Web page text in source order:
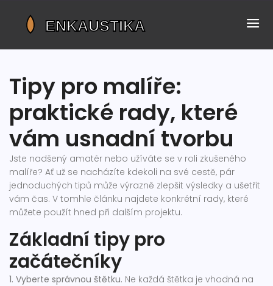
Tipy pro malíře:
praktické rady, které
vám usnadní tvorbu
Jste nadšený amatér nebo užíváte se v roli zkušeného
malíře? Ať už se nacházíte kdekoli na své cestě, pár
jednoduchých tipů může výrazně zlepšit výsledky a ušetřit
vám čas. V tomhle článku najdete konkrétní rady, které
můžete použít hned při dalším projektu.
Základní tipy pro
začátečníky
1. Vyberte správnou štětku. Ne každá štětka je vhodná na